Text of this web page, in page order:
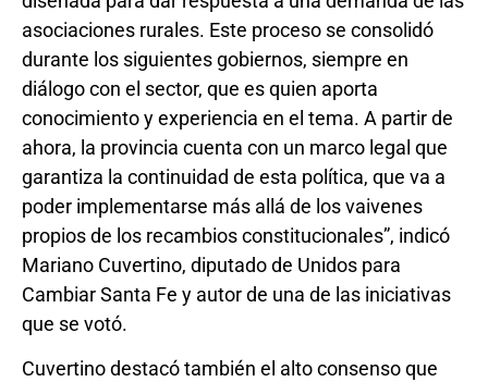
asociaciones rurales. Este proceso se consolidó
durante los siguientes gobiernos, siempre en
diálogo con el sector, que es quien aporta
conocimiento y experiencia en el tema. A partir de
ahora, la provincia cuenta con un marco legal que
garantiza la continuidad de esta política, que va a
poder implementarse más allá de los vaivenes
propios de los recambios constitucionales”, indicó
Mariano Cuvertino, diputado de Unidos para
Cambiar Santa Fe y autor de una de las iniciativas
que se votó.
Cuvertino destacó también el alto consenso que